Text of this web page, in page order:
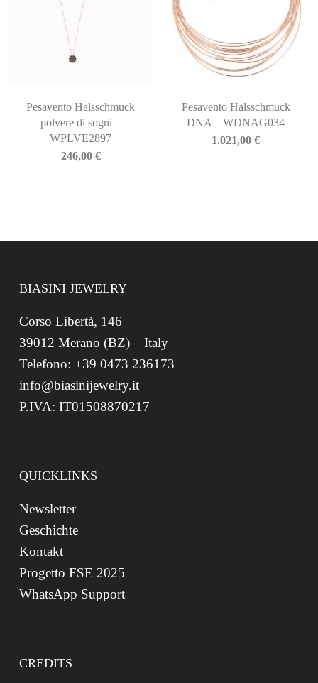
Pesavento Halsschmuck
polvere di sogni –
WPLVE2897
246,00 €
Pesavento Halsschmuck
DNA – WDNAG034
1.021,00€
BIASINI JEWELRY
Corso Libertà, 146
39012 Merano (BZ) – Italy
Telefono: +39 0473 236173
info@biasinijewelry.it
P.IVA: IT01508870217
QUICKLINKS
Newsletter
Geschichte
Kontakt
Progetto FSE 2025
WhatsApp Support
CREDITS